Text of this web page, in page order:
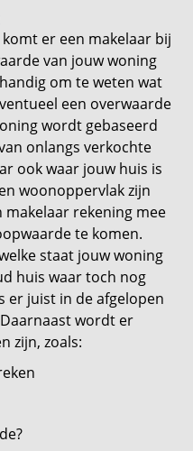
komt er een makelaar bij
van jouw woning
om te weten wat
een overwaarde
wordt gebaseerd
onlangs verkochte
ook waar jouw huis is
woonoppervlak zijn
rekening mee
te komen.
staat jouw woning
huis waar toch nog
er juist in de afgelopen
wordt er
zijn, zoals: